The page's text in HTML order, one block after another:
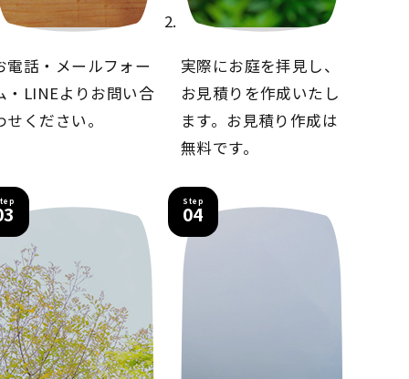
電話・メールフォー
・LINEよりお問い合
せください。
実際にお庭を拝見し、
お見積りを作成いたし
ます。 お見積り作成は
無料です。
Step
04